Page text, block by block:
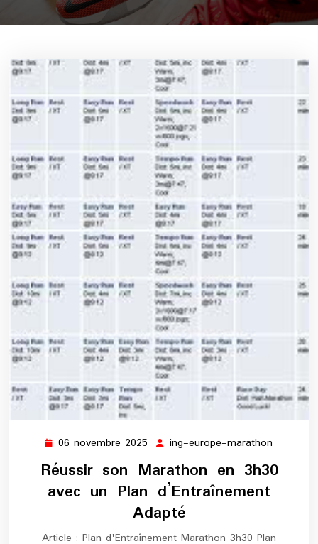
06 novembre 2025 06
novembre
2025
ing-europe-marathon
europe-
marathon
Réussir son Marathon en 3h30
avec un Plan d’Entraînement
Adapté
Article : Plan d'Entraînement Marathon 3h30 Plan